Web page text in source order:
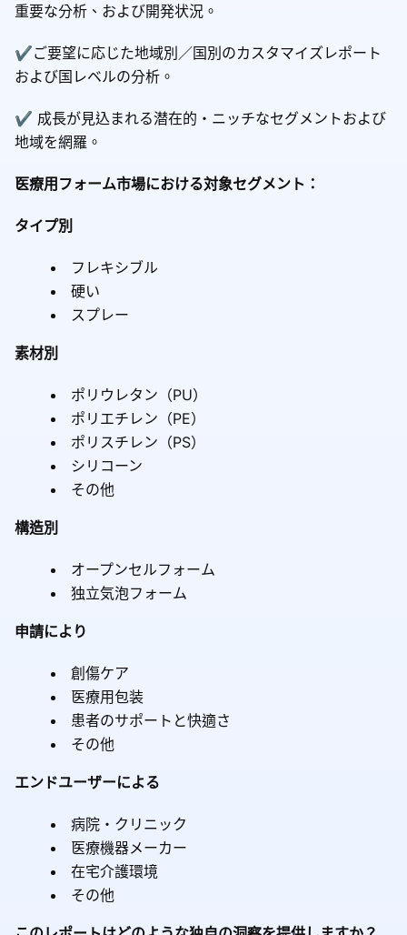
重要な分析、および開発状況。
✔ご要望に応じた地域別／国別のカスタマイズレポート
および国レベルの分析。
✔ 成長が見込まれる潜在的・ニッチなセグメントおよび
地域を網羅。
医療用フォーム市場における対象セグメント：
タイプ別
フレキシブル
硬い
スプレー
素材別
ポリウレタン（PU）
ポリエチレン（PE）
ポリスチレン（PS）
シリコーン
その他
構造別
オープンセルフォーム
独立気泡フォーム
申請により
創傷ケア
医療用包装
患者のサポートと快適さ
その他
エンドユーザーによる
病院・クリニック
医療機器メーカー
在宅介護環境
その他